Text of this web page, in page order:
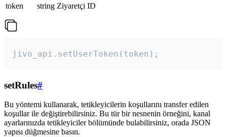
token
string Ziyaretçi ID
jivo_api.setUserToken(token);
setRules#
Bu yöntemi kullanarak, tetikleyicilerin koşullarını transfer edilen
koşullar ile değiştirebilirsiniz. Bu tür bir nesnenin örneğini, kanal
ayarlarınızda tetikleyiciler bölümünde bulabilirsiniz, orada JSON
yapısı düğmesine basın.